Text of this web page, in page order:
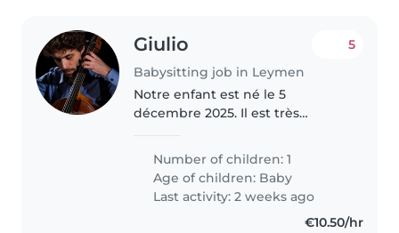
Giulio
Babysitting job in Leymen
5
Notre enfant est né le 5
décembre 2025. Il est très
et il est très énergique. Nous
sommes tous les deux musiciens
et professeurs de musique.
Number of children: 1
Age of children: Baby
Last activity: 2 weeks ago
€10.50/hr